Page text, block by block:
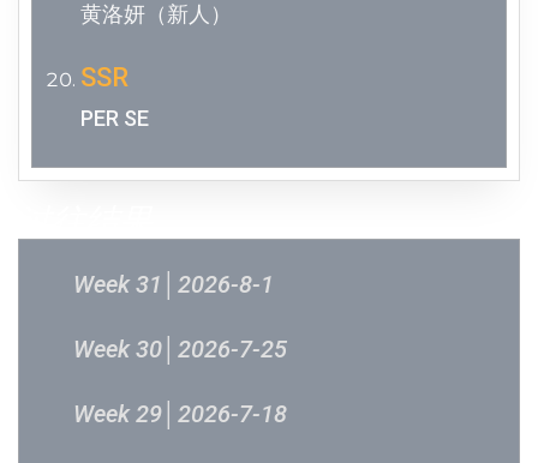
黄洛妍（新人）
SSR
PER SE
Week 31│2026-8-1
Week 30│2026-7-25
Week 29│2026-7-18